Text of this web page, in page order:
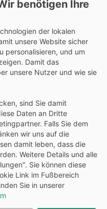
und Postfilialen
und das Layout sind
dürfen nicht ohne
weiterverwendet werden.
Fachshop - OXFORD
A3, 30 Blatt, 160g
benötigen Ihre
der lokalen
unsere Website sicher
personalisieren, und um
Damit das
unsere Nutzer und wie sie
sind Sie damit
Daten an Dritte
Falls Sie dem
wir uns auf die
damit leben, dass die
Weitere Details und alle
Sie können diese
Link im Fußbereich
Sie in unserer